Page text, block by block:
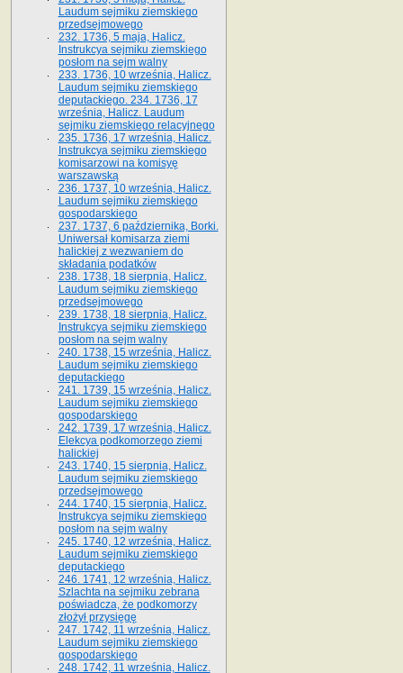
Laudum sejmiku ziemskiego
przedsejmowego
232. 1736, 5 maja, Halicz.
Instrukcya sejmiku ziemskiego
posłom na sejm walny
233. 1736, 10 września, Halicz.
Laudum sejmiku ziemskiego
deputackiego. 234. 1736, 17
września, Halicz. Laudum
sejmiku ziemskiego relacyjnego
235. 1736, 17 września, Halicz.
Instrukcya sejmiku ziemskiego
komisarzowi na komisyę
warszawską
236. 1737, 10 września, Halicz.
Laudum sejmiku ziemskiego
gospodarskiego
237. 1737, 6 października, Borki.
Uniwersał komisarza ziemi
halickiej z wezwaniem do
składania podatków
238. 1738, 18 sierpnia, Halicz.
Laudum sejmiku ziemskiego
przedsejmowego
239. 1738, 18 sierpnia, Halicz.
Instrukcya sejmiku ziemskiego
posłom na sejm walny
240. 1738, 15 września, Halicz.
Laudum sejmiku ziemskiego
deputackiego
241. 1739, 15 września, Halicz.
Laudum sejmiku ziemskiego
gospodarskiego
242. 1739, 17 września, Halicz.
Elekcya podkomorzego ziemi
halickiej
243. 1740, 15 sierpnia, Halicz.
Laudum sejmiku ziemskiego
przedsejmowego
244. 1740, 15 sierpnia, Halicz.
Instrukcya sejmiku ziemskiego
posłom na sejm walny
245. 1740, 12 września, Halicz.
Laudum sejmiku ziemskiego
deputackiego
246. 1741, 12 września, Halicz.
Szlachta na sejmiku zebrana
poświadcza, że podkomorzy
złożył przysięgę
247. 1742, 11 września, Halicz.
Laudum sejmiku ziemskiego
gospodarskiego
248. 1742, 11 września, Halicz.